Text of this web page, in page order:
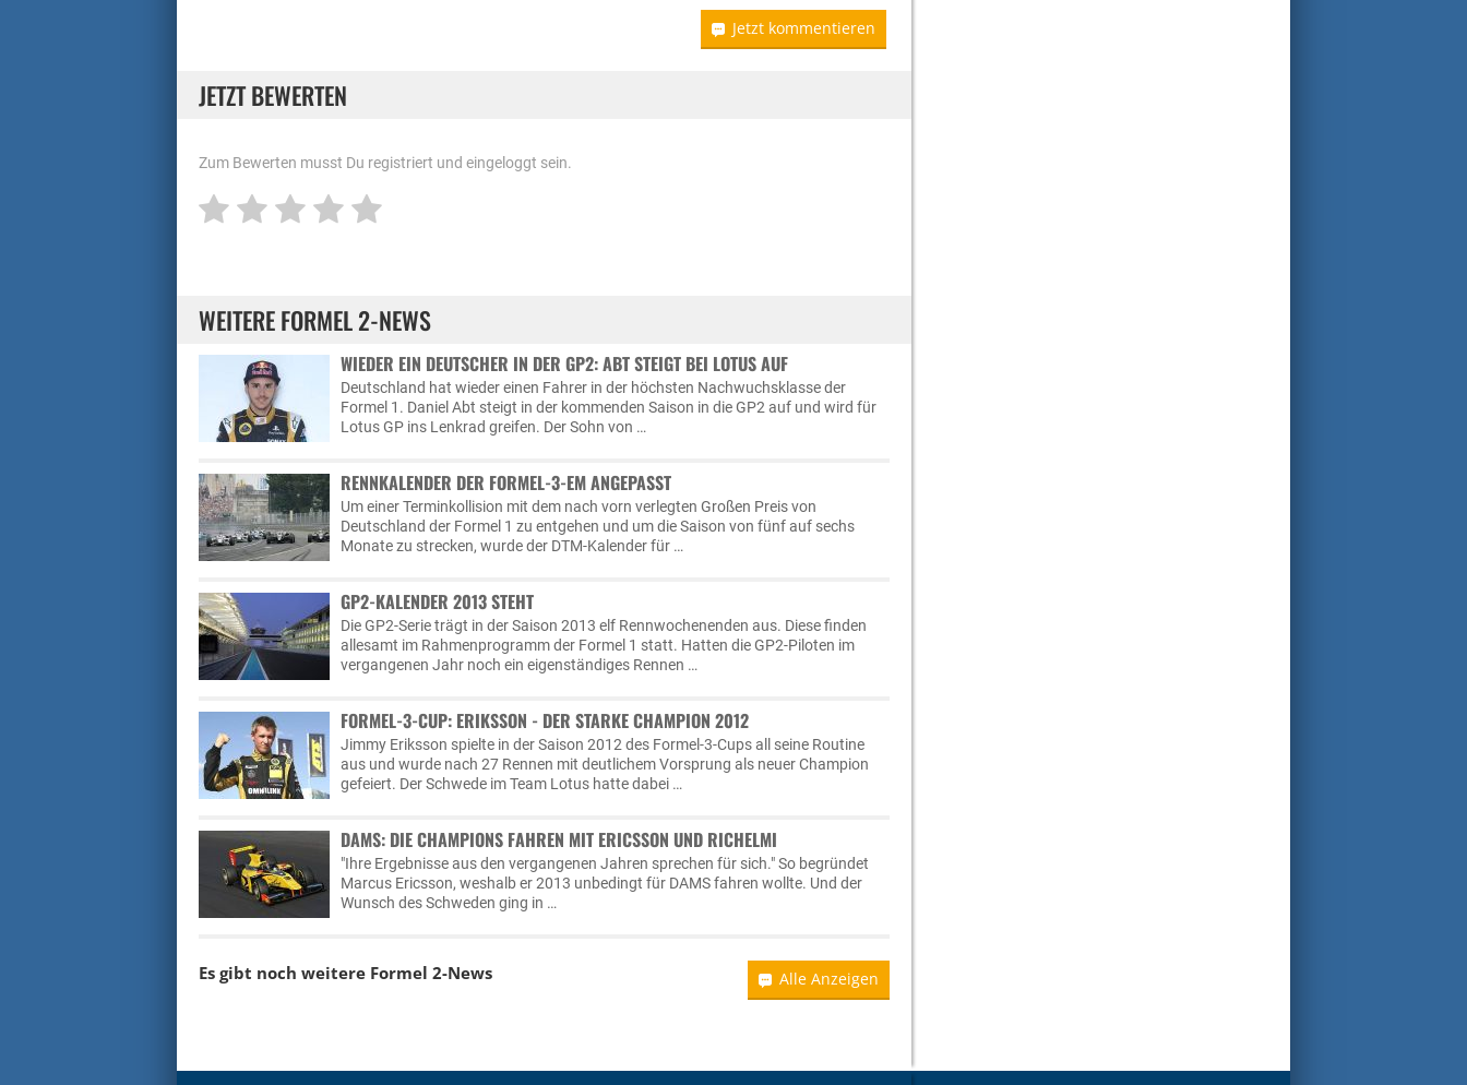
Jetzt kommentieren
JETZT BEWERTEN
Zum Bewerten musst Du registriert und eingeloggt sein.
WEITERE FORMEL 2-NEWS
WIEDER EIN DEUTSCHER IN DER GP2: ABT STEIGT BEI LOTUS AUF
Deutschland hat wieder einen Fahrer in der höchsten Nachwuchsklasse der
Formel 1. Daniel Abt steigt in der kommenden Saison in die GP2 auf und wird für
Lotus GP ins Lenkrad greifen. Der Sohn von …
RENNKALENDER DER FORMEL-3-EM ANGEPASST
Um einer Terminkollision mit dem nach vorn verlegten Großen Preis von
Deutschland der Formel 1 zu entgehen und um die Saison von fünf auf sechs
Monate zu strecken, wurde der DTM-Kalender für …
GP2-KALENDER 2013 STEHT
Die GP2-Serie trägt in der Saison 2013 elf Rennwochenenden aus. Diese finden
allesamt im Rahmenprogramm der Formel 1 statt. Hatten die GP2-Piloten im
vergangenen Jahr noch ein eigenständiges Rennen …
FORMEL-3-CUP: ERIKSSON - DER STARKE CHAMPION 2012
Jimmy Eriksson spielte in der Saison 2012 des Formel-3-Cups all seine Routine
aus und wurde nach 27 Rennen mit deutlichem Vorsprung als neuer Champion
gefeiert. Der Schwede im Team Lotus hatte dabei …
DAMS: DIE CHAMPIONS FAHREN MIT ERICSSON UND RICHELMI
"Ihre Ergebnisse aus den vergangenen Jahren sprechen für sich." So begründet
Marcus Ericsson, weshalb er 2013 unbedingt für DAMS fahren wollte. Und der
Wunsch des Schweden ging in …
Es gibt noch weitere Formel 2-News Alle Anzeigen